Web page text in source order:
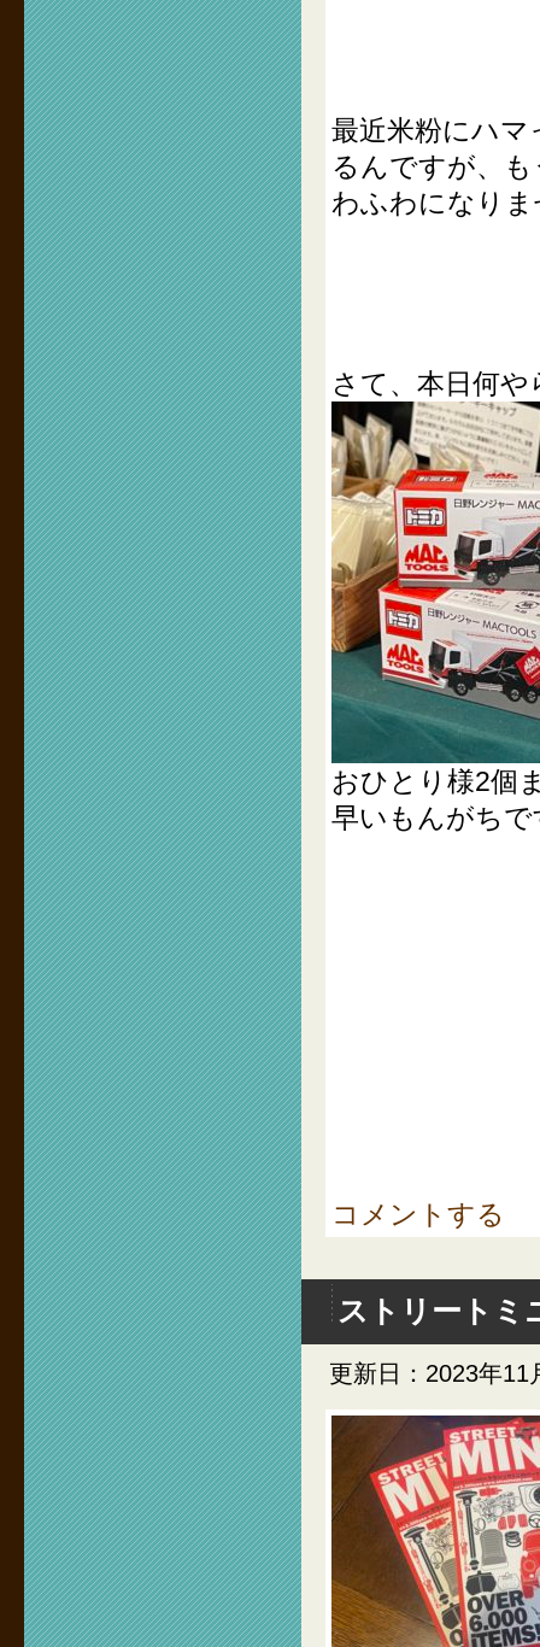
最近米粉にハ
るんですが、
わふわになり
さて、本日何
おひとり様2個
早いもんがちで
コメントする
ストリートミ
更新日：2023年11